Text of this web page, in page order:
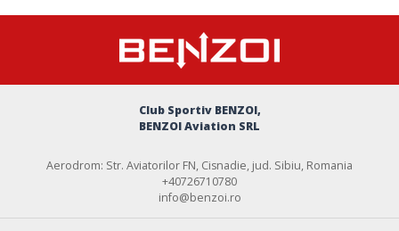
Club Sportiv BENZOI,
BENZOI Aviation SRL
Aerodrom: Str. Aviatorilor FN, Cisnadie, jud. Sibiu, Romania
+40726710780
info@benzoi.ro